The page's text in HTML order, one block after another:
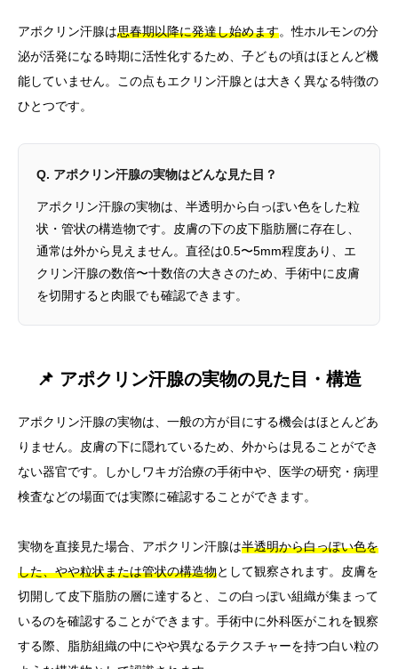
アポクリン汗腺は思春期以降に発達し始めます。性ホルモンの分
泌が活発になる時期に活性化するため、子どもの頃はほとんど機
能していません。この点もエクリン汗腺とは大きく異なる特徴の
ひとつです。
Q. アポクリン汗腺の実物はどんな見た目？
アポクリン汗腺の実物は、半透明から白っぽい色をした粒
状・管状の構造物です。皮膚の下の皮下脂肪層に存在し、
通常は外から見えません。直径は0.5〜5mm程度あり、エ
クリン汗腺の数倍〜十数倍の大きさのため、手術中に皮膚
を切開すると肉眼でも確認できます。
📌 アポクリン汗腺の実物の見た目・構造
アポクリン汗腺の実物は、一般の方が目にする機会はほとんどあ
りません。皮膚の下に隠れているため、外からは見ることができ
ない器官です。しかしワキガ治療の手術中や、医学の研究・病理
検査などの場面では実際に確認することができます。
実物を直接見た場合、アポクリン汗腺は半透明から白っぽい色を
した、やや粒状または管状の構造物として観察されます。皮膚を
切開して皮下脂肪の層に達すると、この白っぽい組織が集まって
いるのを確認することができます。手術中に外科医がこれを観察
する際、脂肪組織の中にやや異なるテクスチャーを持つ白い粒の